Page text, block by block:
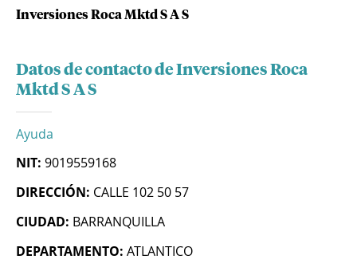
Inversiones Roca Mktd S A S
Datos de contacto de Inversiones Roca
Mktd S A S
Ayuda
NIT: 9019559168
DIRECCIÓN: CALLE 102 50 57
CIUDAD: BARRANQUILLA
DEPARTAMENTO: ATLANTICO